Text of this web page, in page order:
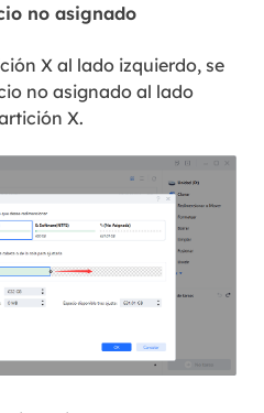
no asignado
X al lado izquierdo, se
no asignado al lado
X.